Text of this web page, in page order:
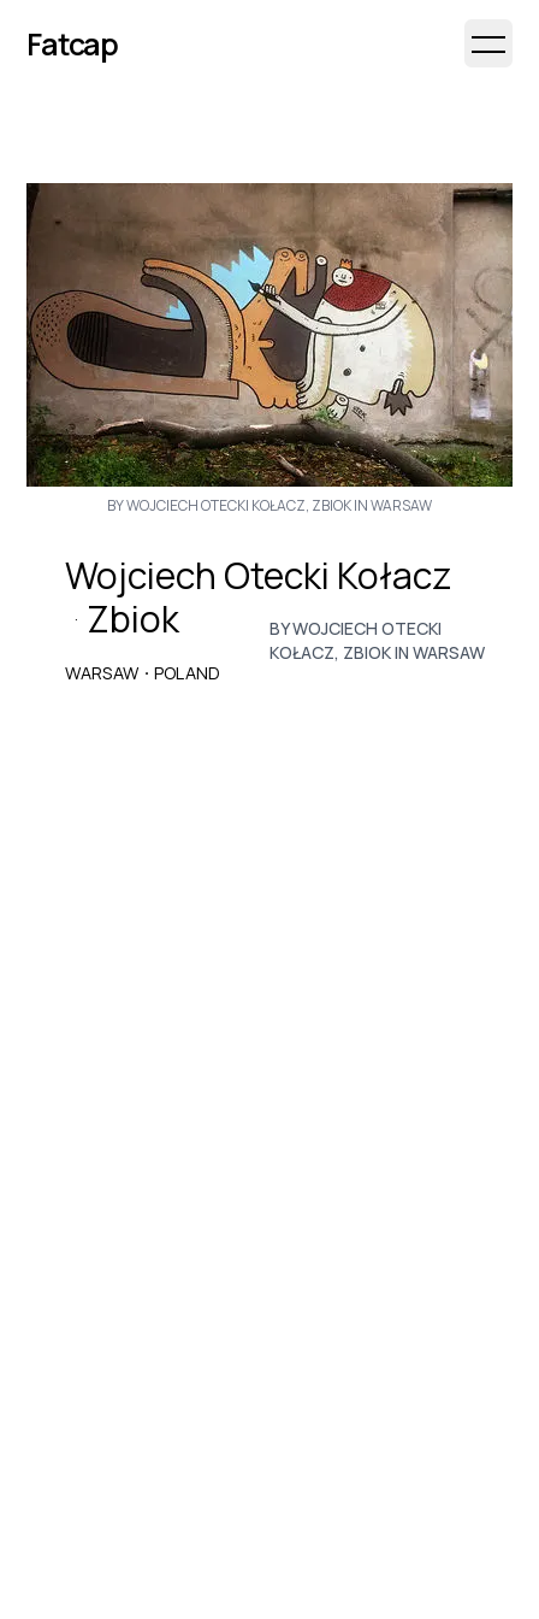
Fatcap Open
BY WOJCIECH OTECKI KOŁACZ, ZBIOK IN WARSAW
Wojciech Otecki Kołacz
· Zbiok
WARSAW · POLAND
BY WOJCIECH OTECKI
KOŁACZ, ZBIOK IN WARSAW